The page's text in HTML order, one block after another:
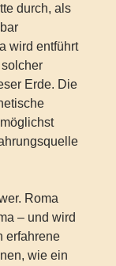
durch, als
wird entführt
Erde. Die
Roma
– und wird
erfahrene
wie ein